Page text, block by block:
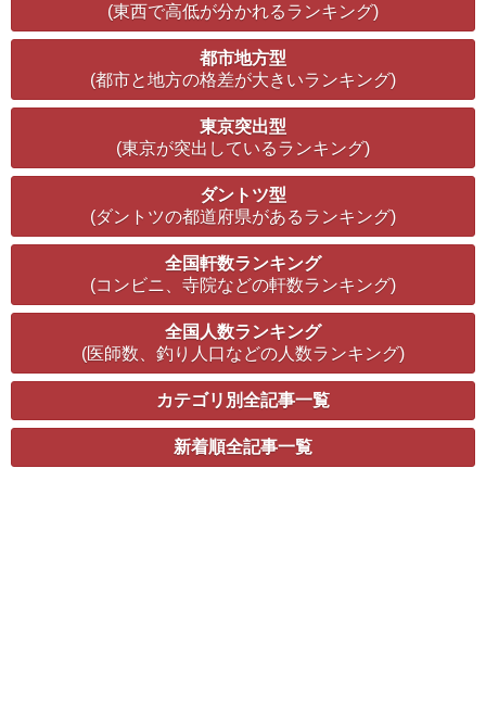
(東西で高低が分かれるランキング)
都市地方型
(都市と地方の格差が大きいランキング)
東京突出型
(東京が突出しているランキング)
ダントツ型
(ダントツの都道府県があるランキング)
全国軒数ランキング
(コンビニ、寺院などの軒数ランキング)
全国人数ランキング
(医師数、釣り人口などの人数ランキング)
カテゴリ別全記事一覧
新着順全記事一覧